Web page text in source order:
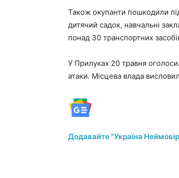
Також окупанти пошкодили
дитячий садок, навчальні
понад 30 транспортних
У Прилуках 20 травня
атаки. Місцева влада
Додавайте "Україна